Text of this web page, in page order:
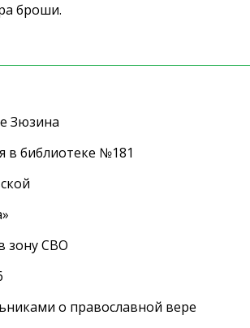
броши.
Зюзина
в библиотеке №181
зону СВО
о православной вере